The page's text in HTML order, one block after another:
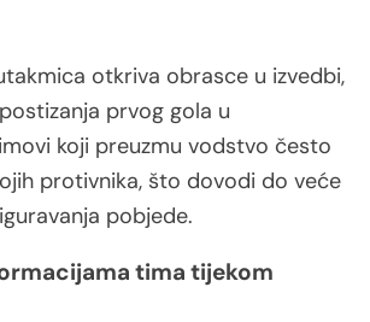
otkriva obrasce u izvedbi,
prvog gola u
koji preuzmu vodstvo često
protivnika, što dovodi do veće
pobjede.
tima tijekom